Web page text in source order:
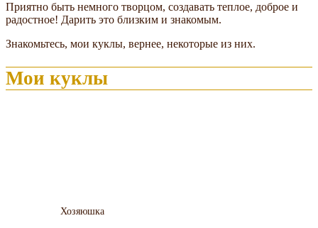
Приятно быть немного творцом, создавать теплое, доброе и
радостное! Дарить это близким и знакомым.
Знакомьтесь, мои куклы, вернее, некоторые из них.
Мои куклы
Хозяюшка